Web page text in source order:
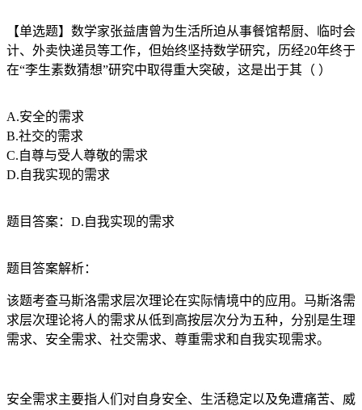
【单选题】数学家张益唐曾为生活所迫从事餐馆帮厨、临时会
计、外卖快递员等工作，但始终坚持数学研究，历经20年终于
在“李生素数猜想”研究中取得重大突破，这是出于其（ ）
A.安全的需求
B.社交的需求
C.自尊与受人尊敬的需求
D.自我实现的需求
题目答案：D.自我实现的需求
题目答案解析：
该题考查马斯洛需求层次理论在实际情境中的应用。马斯洛需
求层次理论将人的需求从低到高按层次分为五种，分别是生理
需求、安全需求、社交需求、尊重需求和自我实现需求。
安全需求主要指人们对自身安全、生活稳定以及免遭痛苦、威